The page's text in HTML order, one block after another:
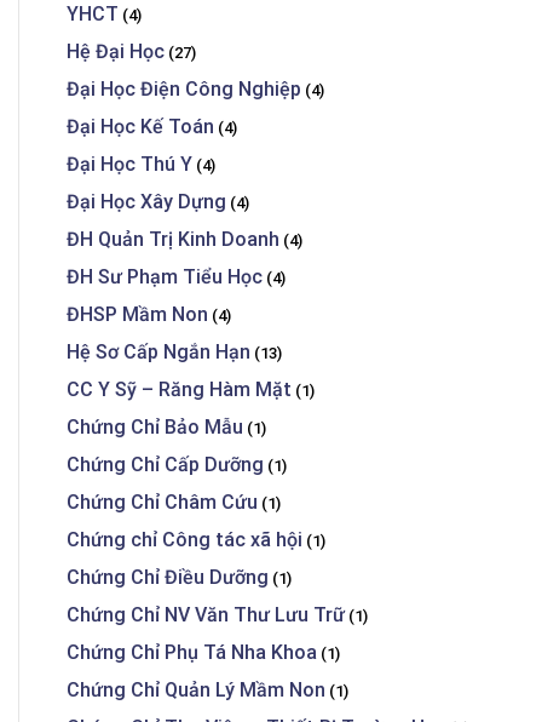
YHCT (4)
Hệ Đại Học (27)
Đại Học Điện Công Nghiệp (4)
Đại Học Kế Toán (4)
Đại Học Thú Y (4)
Đại Học Xây Dựng (4)
ĐH Quản Trị Kinh Doanh (4)
ĐH Sư Phạm Tiểu Học (4)
ĐHSP Mầm Non (4)
Hệ Sơ Cấp Ngắn Hạn (13)
CC Y Sỹ – Răng Hàm Mặt (1)
Chứng Chỉ Bảo Mẫu (1)
Chứng Chỉ Cấp Dưỡng (1)
Chứng Chỉ Châm Cứu (1)
Chứng chỉ Công tác xã hội (1)
Chứng Chỉ Điều Dưỡng (1)
Chứng Chỉ NV Văn Thư Lưu Trữ(1)
Chứng Chỉ Phụ Tá Nha Khoa (1)
Chứng Chỉ Quản Lý Mầm Non (1)